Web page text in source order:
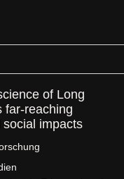
of Long
far-reaching
impacts